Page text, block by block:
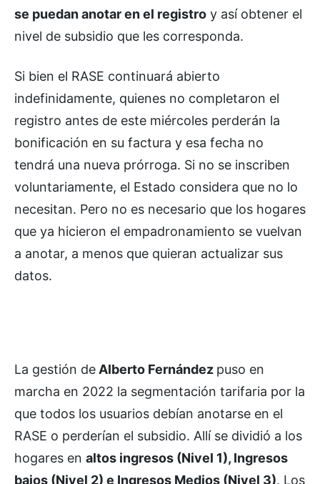
se puedan anotar en el registro y así obtener el
nivel de subsidio que les corresponda.
Si bien el RASE continuará abierto
indefinidamente, quienes no completaron el
registro antes de este miércoles perderán la
bonificación en su factura y esa fecha no
tendrá una nueva prórroga. Si no se inscriben
voluntariamente, el Estado considera que no lo
necesitan. Pero no es necesario que los hogares
que ya hicieron el empadronamiento se vuelvan
a anotar, a menos que quieran actualizar sus
datos.
La gestión de Alberto Fernández puso en
marcha en 2022 la segmentación tarifaria por la
que todos los usuarios debían anotarse en el
RASE o perderían el subsidio. Allí se dividió a los
hogares en altos ingresos (Nivel 1), Ingresos
bajos (Nivel 2) e Ingresos Medios (Nivel 3). Los